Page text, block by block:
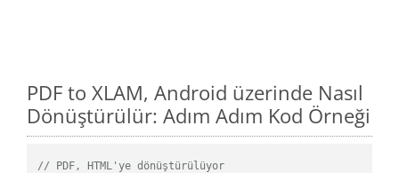
PDF to XLAM, Android üzerinde Nasıl
Dönüştürülür: Adım Adım Kod Örneği
// PDF, HTML'ye dönüştürülüyor